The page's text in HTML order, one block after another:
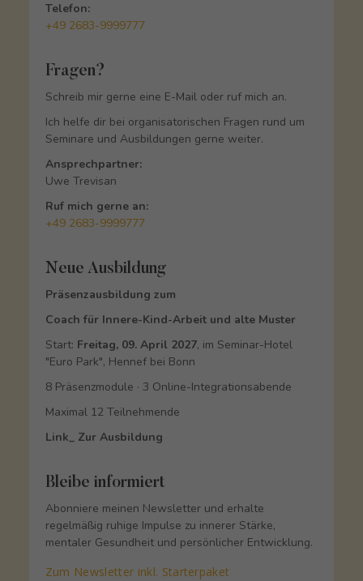
Telefon:
+49 2683-9999777
Fragen?
Schreib mir gerne eine E-Mail oder ruf mich an.
Ich helfe dir bei organisatorischen Fragen rund um
Seminare und Ausbildungen gerne weiter.
Ansprechpartner:
Uwe Trevisan
Ruf mich gerne an:
+49 2683-9999777
Neue Ausbildung
Präsenzausbildung zum
Coach für Innere-Kind-Arbeit und alte Muster
Start: Freitag, 09. April 2027, im Seminar-Hotel
"Euro Park", Hennef bei Bonn
8 Präsenzmodule · 3 Online-Integrationsabende
Maximal 12 Teilnehmende
Link_ Zur Ausbildung
Bleibe informiert
Abonniere meinen Newsletter und erhalte
regelmäßig ruhige Impulse zu innerer Stärke,
mentaler Gesundheit und persönlicher Entwicklung.
Zum Newsletter inkl. Starterpaket